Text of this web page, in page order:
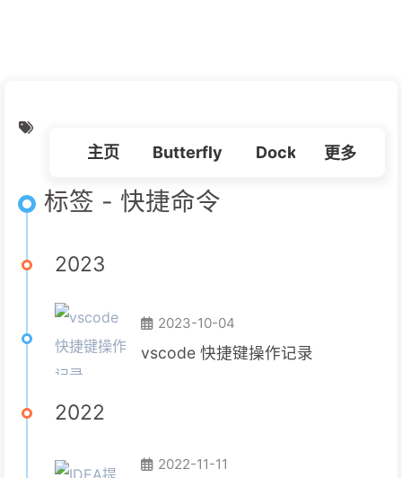
主页 Butterfly Docker Linux
更多
标签 - 快捷命令
2023
2023-10-04
vscode 快捷键操作记录
2022
2022-11-11